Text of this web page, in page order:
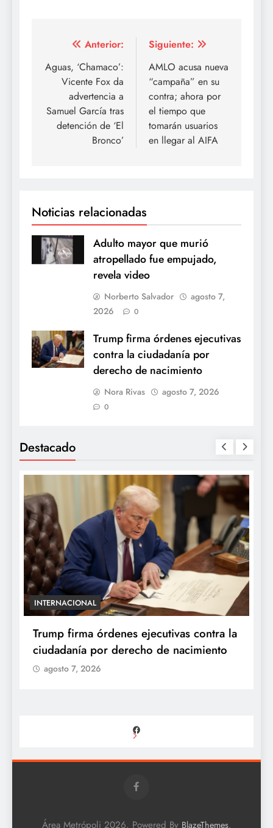
Navegación
de
entradas
Anterior:
Aguas, ‘Chamaco’:
Vicente Fox da
advertencia a
Samuel García tras
detención de ‘El
Bronco’
Siguiente:
AMLO acusa nueva
“campaña” en su
contra; ahora por
el tiempo que
tomarán usuarios
en llegar al AIFA
Noticias relacionadas
Adulto mayor que murió
atropellado fue empujado,
revela video
Norberto Salvador
agosto 7,
2026
0
Trump firma órdenes ejecutivas
contra la ciudadanía por
derecho de nacimiento
Nora Rivas agosto 7, 2026
0
Destacado
INTERNACIONAL
Trump firma órdenes ejecutivas contra la
ciudadanía por derecho de nacimiento
agosto 7, 2026
Área Metrópoli 2026. Powered By BlazeThemes.